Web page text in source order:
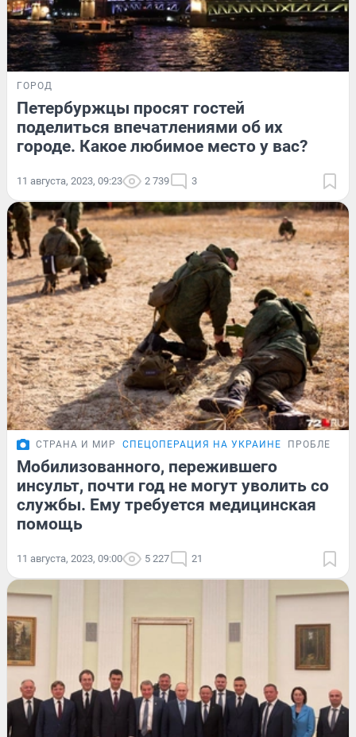
ГОРОД
Петербуржцы просят гостей
поделиться впечатлениями об их
городе. Какое любимое место у вас?
11 августа, 2023, 09:23 2 739 3
СТРАНА И МИР СПЕЦОПЕРАЦИЯ НА УКРАИНЕ ПРОБЛЕМА
Мобилизованного, пережившего
инсульт, почти год не могут уволить со
службы. Ему требуется медицинская
помощь
11 августа, 2023, 09:00 5 227 21